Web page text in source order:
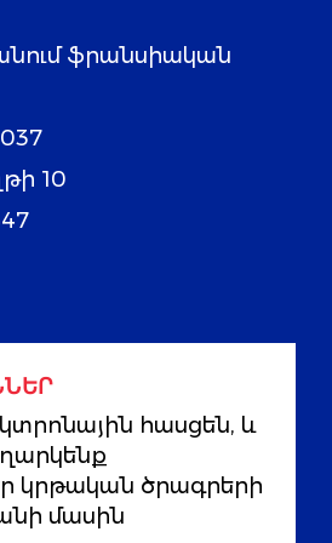
ֆրանսիական
10
հասցեն, և
կրթական ծրագրերի
մասին